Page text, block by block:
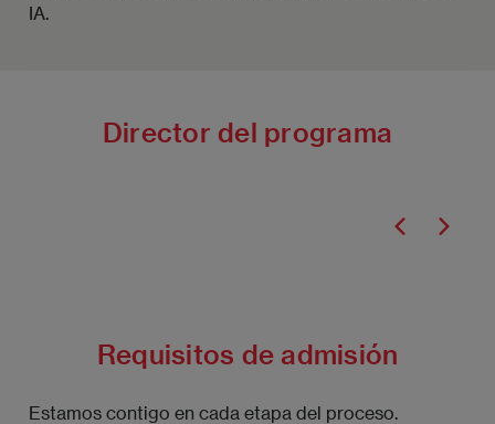
IA.
Director del programa
Requisitos de admisión
Estamos contigo en cada etapa del proceso.